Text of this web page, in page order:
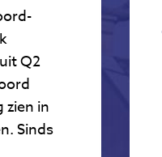
Q2
zien in
Sinds